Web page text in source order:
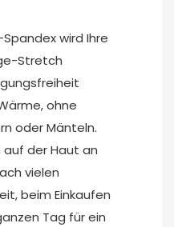
wird Ihre
Stretch
ohne
oder Mänteln.
der Haut an
vielen
beim Einkaufen
Tag für ein